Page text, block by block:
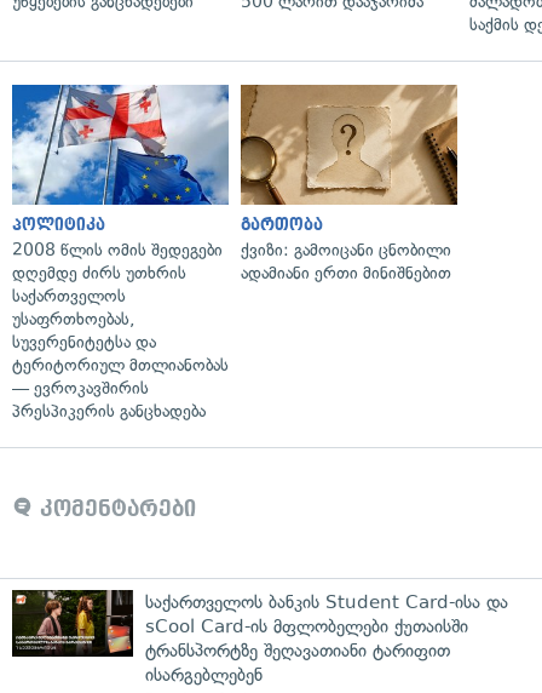
საქმის
პოლიტიკა
2008 წლის ომის შედეგები
დღემდე ძირს უთხრის
საქართველოს
უსაფრთხოებას,
სუვერენიტეტსა და
ტერიტორიულ მთლიანობას
— ევროკავშირის
პრესპიკერის განცხადება
გართობა
ქვიზი: გამოიცანი ცნობილი
ადამიანი ერთი მინიშნებით
კომენტარები
საქართველოს ბანკის Student Card-ისა და
sCool Card-ის მფლობელები ქუთაისში
ტრანსპორტზე შეღავათიანი ტარიფით
ისარგებლებენ